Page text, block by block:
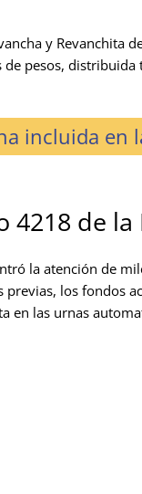
y Revanchita
pesos,
incluida en
4218 de
la atención de
los fondos
en las urnas